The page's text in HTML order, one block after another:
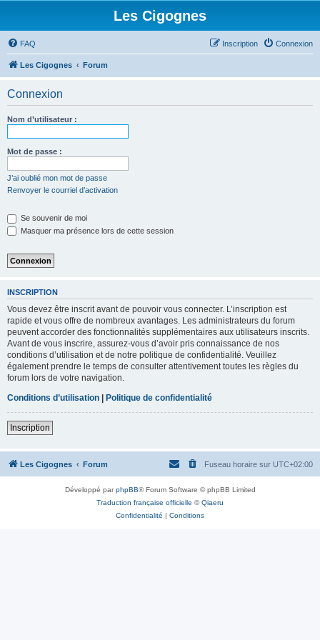
Les Cigognes
FAQ Connexion
Inscription
Les Cigognes Forum
Connexion
Nom d’utilisateur :
Mot de passe :
J’ai oublié mon mot de passe
Renvoyer le courriel d’activation
Se souvenir de moi
Masquer ma présence lors de cette session
INSCRIPTION
Vous devez être inscrit avant de pouvoir vous connecter. L’inscription est
rapide et vous offre de nombreux avantages. Les administrateurs du forum
peuvent accorder des fonctionnalités supplémentaires aux utilisateurs inscrits.
Avant de vous inscrire, assurez-vous d’avoir pris connaissance de nos
conditions d’utilisation et de notre politique de confidentialité. Veuillez
également prendre le temps de consulter attentivement toutes les règles du
forum lors de votre navigation.
Conditions d’utilisation | Politique de confidentialité
Inscription
Les Cigognes Forum Fuseau horaire sur UTC+02:00
Développé parphpBB® Forum Software © phpBB Limited
Traduction française officielle ©Qiaeru
Confidentialité | Conditions